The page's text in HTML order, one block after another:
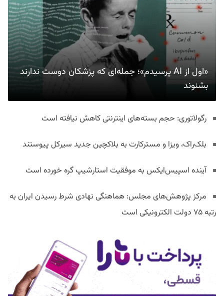
«اول از AI پرسیدم»؛ جمله‌ای که پزشکان دوست ندارند
بشنوند
رگولاتوری: حجم بسته‌های اینترنتی کاهش نیافته است
بلک‌راک، ویزا و مسترکارت به بلاکچین جدید سیرکل پیوستند
آینده اسپیس‌ایکس به موفقیت استارشیپ گره خورده است
مرکز پژوهش‌های مجلس: هماهنگی نهادی شرط رسیدن ایران به
رتبه ۷۵ دولت الکترونیکی است